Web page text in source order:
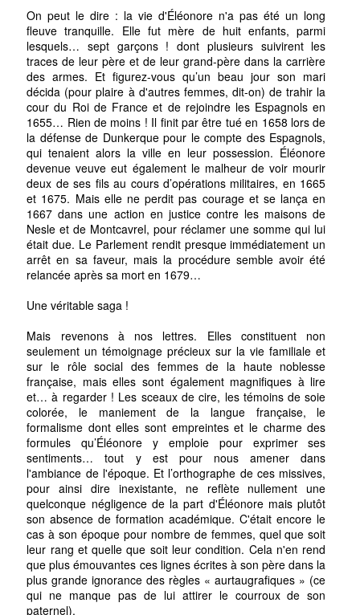
On peut le dire : la vie d'Éléonore n'a pas été un long
fleuve tranquille. Elle fut mère de huit enfants, parmi
lesquels… sept garçons ! dont plusieurs suivirent les
traces de leur père et de leur grand-père dans la carrière
des armes. Et figurez-vous qu’un beau jour son mari
décida (pour plaire à d'autres femmes, dit-on) de trahir la
cour du Roi de France et de rejoindre les Espagnols en
1655… Rien de moins ! Il finit par être tué en 1658 lors de
la défense de Dunkerque pour le compte des Espagnols,
qui tenaient alors la ville en leur possession. Éléonore
devenue veuve eut également le malheur de voir mourir
deux de ses fils au cours d’opérations militaires, en 1665
et 1675. Mais elle ne perdit pas courage et se lança en
1667 dans une action en justice contre les maisons de
Nesle et de Montcavrel, pour réclamer une somme qui lui
était due. Le Parlement rendit presque immédiatement un
arrêt en sa faveur, mais la procédure semble avoir été
relancée après sa mort en 1679…
Une véritable saga !
Mais revenons à nos lettres. Elles constituent non
seulement un témoignage précieux sur la vie familiale et
sur le rôle social des femmes de la haute noblesse
française, mais elles sont également magnifiques à lire
et… à regarder ! Les sceaux de cire, les témoins de soie
colorée, le maniement de la langue française, le
formalisme dont elles sont empreintes et le charme des
formules qu’Éléonore y emploie pour exprimer ses
sentiments… tout y est pour nous amener dans
l'ambiance de l'époque. Et l’orthographe de ces missives,
pour ainsi dire inexistante, ne reflète nullement une
quelconque négligence de la part d'Éléonore mais plutôt
son absence de formation académique. C'était encore le
cas à son époque pour nombre de femmes, quel que soit
leur rang et quelle que soit leur condition. Cela n'en rend
que plus émouvantes ces lignes écrites à son père dans la
plus grande ignorance des règles « aurtaugrafiques » (ce
qui ne manque pas de lui attirer le courroux de son
paternel).